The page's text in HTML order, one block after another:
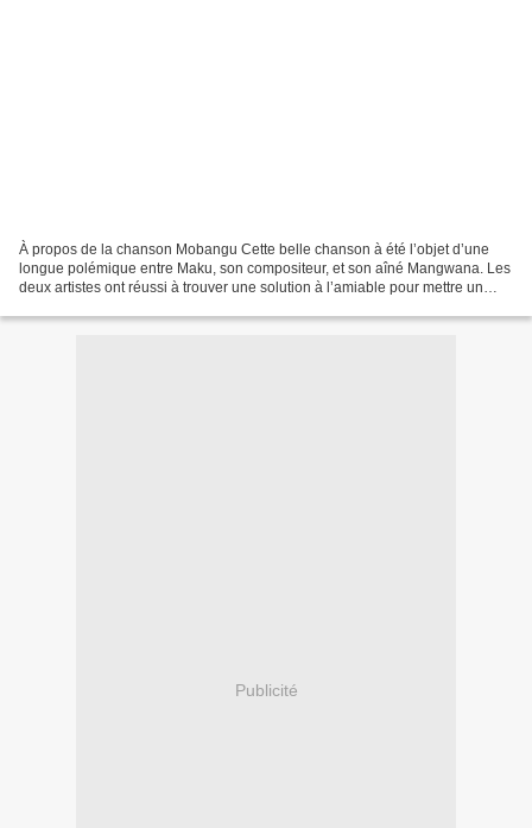
À propos de la chanson Mobangu Cette belle chanson à été l’objet d’une
longue polémique entre Maku, son compositeur, et son aîné Mangwana. Les
deux artistes ont réussi à trouver une solution à l’amiable pour mettre un
Publicité